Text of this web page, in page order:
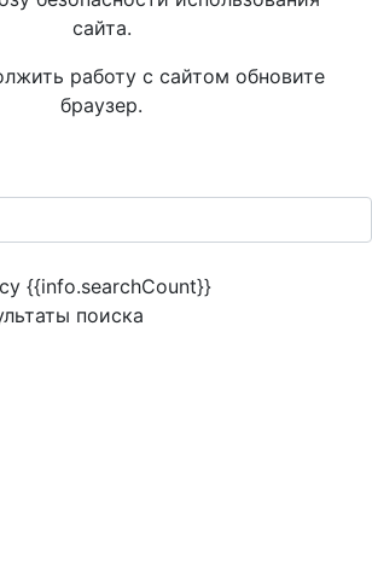
сайта.
работу с сайтом обновите
браузер.
{{info.searchCount}}
поиска